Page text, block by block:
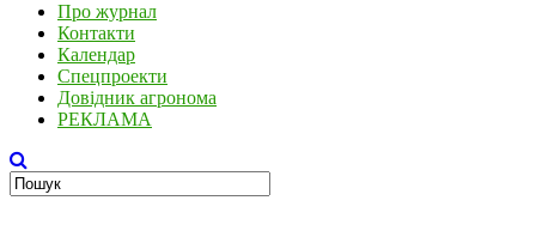
Про журнал
Контакти
Календар
Спецпроекти
Довідник агронома
РЕКЛАМА